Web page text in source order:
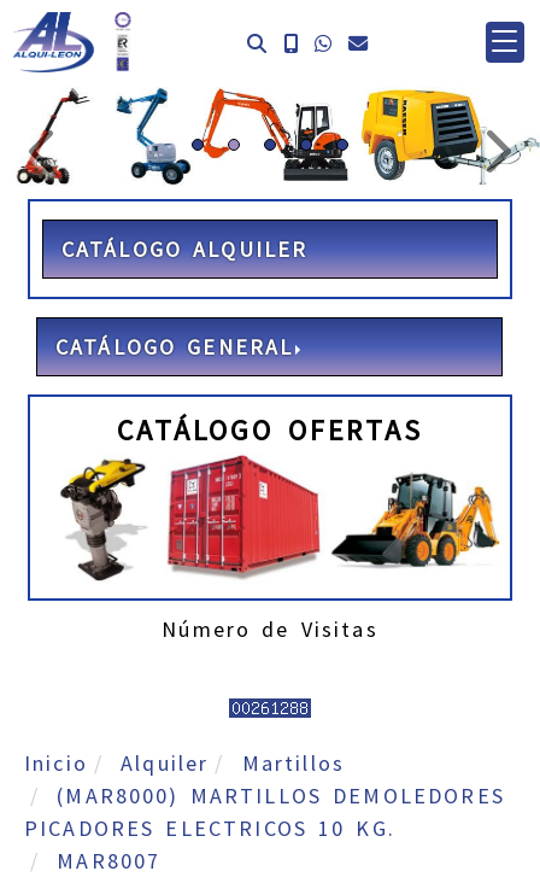
prev
CATÁLOGO ALQUILER
CATÁLOGO GENERAL
CATÁLOGO OFERTAS
Número de Visitas
Inicio Alquiler
Martillos
(MAR8000) MARTILLOS DEMOLEDORES
PICADORES ELECTRICOS 10 KG.
MAR8007